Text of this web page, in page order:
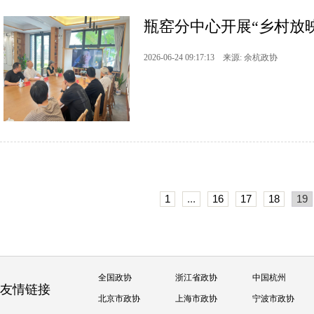
瓶窑分中心开展“乡村放
2026-06-24 09:17:13 来源: 余杭政协
1 ... 16 17 18 19
友情链接
全国政协 浙江省政协 中国杭州
北京市政协 上海市政协 宁波市政协